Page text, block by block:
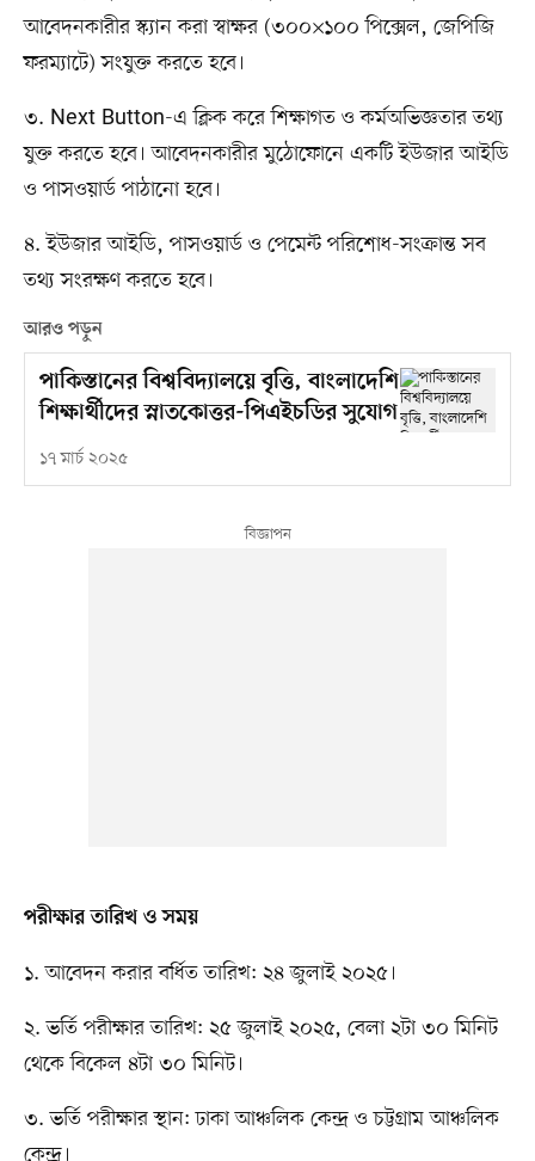
আবেদনকারীর স্ক্যান করা স্বাক্ষর (৩০০×১০০ পিক্সেল, জেপিজি
ফরম্যাটে) সংযুক্ত করতে হবে।
৩. Next Button-এ ক্লিক করে শিক্ষাগত ও কর্মঅভিজ্ঞতার তথ্য
যুক্ত করতে হবে। আবেদনকারীর মুঠোফোনে একটি ইউজার আইডি
ও পাসওয়ার্ড পাঠানো হবে।
৪. ইউজার আইডি, পাসওয়ার্ড ও পেমেন্ট পরিশোধ-সংক্রান্ত সব
তথ্য সংরক্ষণ করতে হবে।
আরও পড়ুন
পাকিস্তানের বিশ্ববিদ্যালয়ে বৃত্তি, বাংলাদেশি
শিক্ষার্থীদের স্নাতকোত্তর-পিএইচডির সুযোগ
১৭ মার্চ ২০২৫
পরীক্ষার তারিখ ও সময়
১. আবেদন করার বর্ধিত তারিখ: ২৪ জুলাই ২০২৫।
২. ভর্তি পরীক্ষার তারিখ: ২৫ জুলাই ২০২৫, বেলা ২টা ৩০ মিনিট
থেকে বিকেল ৪টা ৩০ মিনিট।
৩. ভর্তি পরীক্ষার স্থান: ঢাকা আঞ্চলিক কেন্দ্র ও চট্টগ্রাম আঞ্চলিক